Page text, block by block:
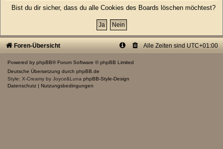
Bist du dir sicher, dass du alle Cookies des Boards löschen möchtest?
Foren-Übersicht Alle Zeiten sind UTC+01:00
Powered by phpBB® Forum Software © phpBB Limited
Deutsche Übersetzung durch phpBB.de
Style: X-Creamy by Joyce&Luna phpBB-Style-Design
Datenschutz | Nutzungsbedingungen